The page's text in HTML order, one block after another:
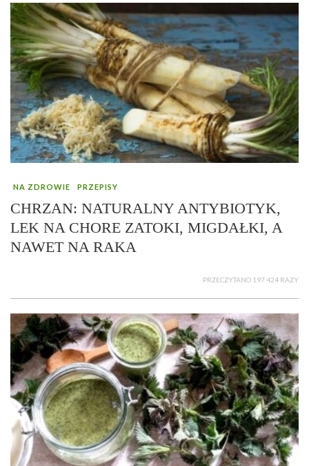
NA ZDROWIE PRZEPISY
CHRZAN: NATURALNY ANTYBIOTYK,
LEK NA CHORE ZATOKI, MIGDAŁKI, A
NAWET NA RAKA
PRZECZYTANO 197 424 RAZY